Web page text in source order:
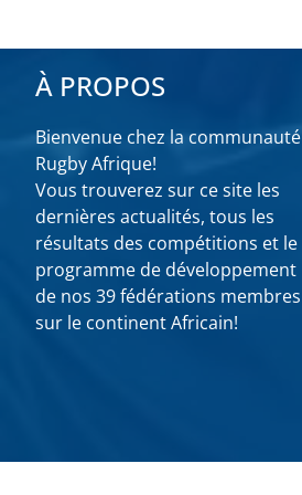
À PROPOS
Bienvenue chez la communauté
Rugby Afrique!
Vous trouverez sur ce site les
dernières actualités, tous les
résultats des compétitions et le
programme de développement
de nos 39 fédérations membres
sur le continent Africain!